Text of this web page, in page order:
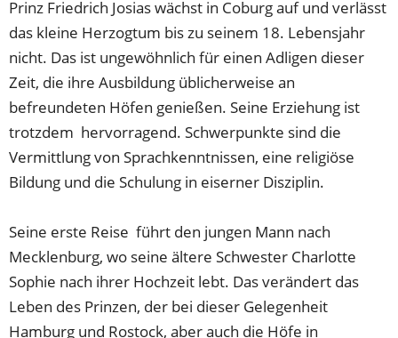
Prinz Friedrich Josias wächst in Coburg auf und verlässt
das kleine Herzogtum bis zu seinem 18. Lebensjahr
nicht. Das ist ungewöhnlich für einen Adligen dieser
Zeit, die ihre Ausbildung üblicherweise an
befreundeten Höfen genießen. Seine Erziehung ist
trotzdem hervorragend. Schwerpunkte sind die
Vermittlung von Sprachkenntnissen, eine religiöse
Bildung und die Schulung in eiserner Disziplin.
Seine erste Reise führt den jungen Mann nach
Mecklenburg, wo seine ältere Schwester Charlotte
Sophie nach ihrer Hochzeit lebt. Das verändert das
Leben des Prinzen, der bei dieser Gelegenheit
Hamburg und Rostock, aber auch die Höfe in